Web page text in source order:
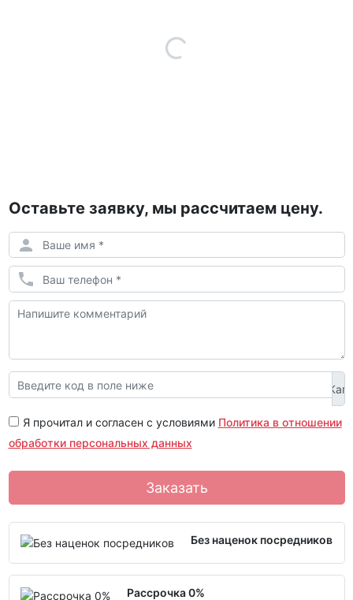
Оставьте заявку, мы рассчитаем цену.
Я прочитал и согласен с условиями Политика в отношении
обработки персональных данных
Заказать
Без наценок посредников
Рассрочка 0%